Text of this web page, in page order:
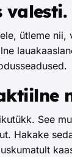
ütleme
See
Hakake